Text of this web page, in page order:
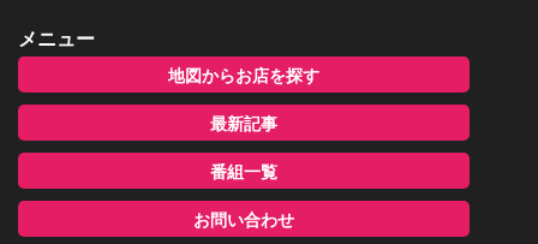
メニュー
地図からお店を探す
最新記事
番組一覧
お問い合わせ